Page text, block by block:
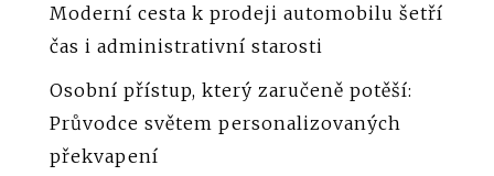
Moderní cesta k prodeji automobilu šetří
čas i administrativní starosti
Osobní přístup, který zaručeně potěší:
Průvodce světem personalizovaných
překvapení